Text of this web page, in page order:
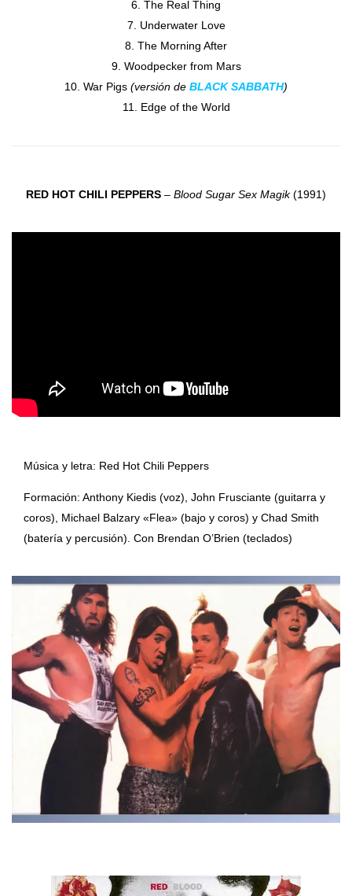
The Real Thing
Underwater Love
The Morning After
Woodpecker from Mars
War Pigs (versión de BLACK SABBATH)
Edge of the World
RED HOT CHILI PEPPERS – Blood Sugar Sex Magik(1991)
Música y letra: Red Hot Chili Peppers
Formación: Anthony Kiedis (voz), John Frusciante (guitarra y
coros), Michael Balzary «Flea» (bajo y coros) y Chad Smith
(batería y percusión). Con Brendan O’Brien (teclados)